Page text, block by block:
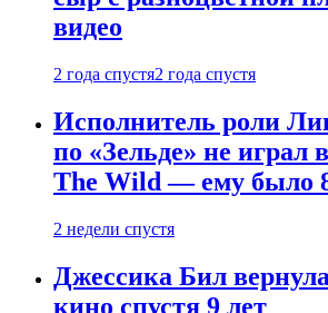
видео
2 года спустя2 года спустя
Исполнитель роли
по «Зельде» не играл
The Wild — ему было
2 недели спустя
Джессика Бил
кино спустя 9 лет